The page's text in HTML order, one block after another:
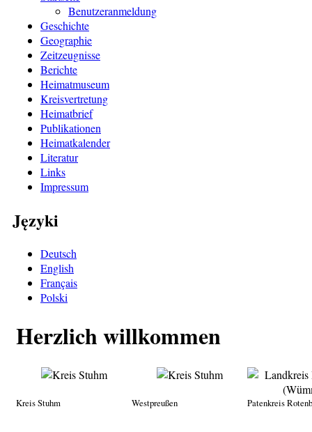
Benutzeranmeldung
Geschichte
Geographie
Zeitzeugnisse
Berichte
Heimatmuseum
Kreisvertretung
Heimatbrief
Publikationen
Heimatkalender
Literatur
Links
Impressum
Języki
Deutsch
English
Français
Polski
Herzlich willkommen
Kreis Stuhm Westpreußen Patenkreis